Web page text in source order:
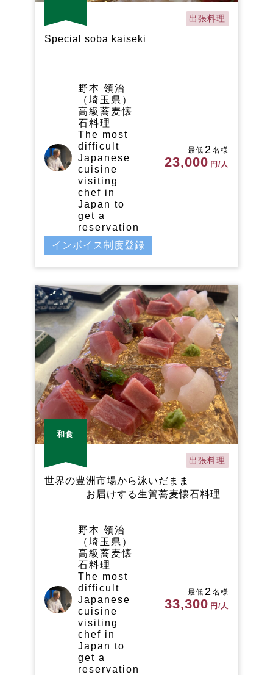
出張料理
Special soba kaiseki
野本 領治
（埼玉県）
高級蕎麦懐
石料理
The most
difficult
Japanese
cuisine
visiting
chef in
Japan to
get a
reservation
最低 2 名様
23,000 円/人
インボイス制度登録
和食
出張料理
世界の豊洲市場から泳いだまま
お届けする生簀蕎麦懐石料理
野本 領治
（埼玉県）
高級蕎麦懐
石料理
The most
difficult
Japanese
cuisine
visiting
chef in
Japan to
get a
reservation
最低 2 名様
33,300 円/人